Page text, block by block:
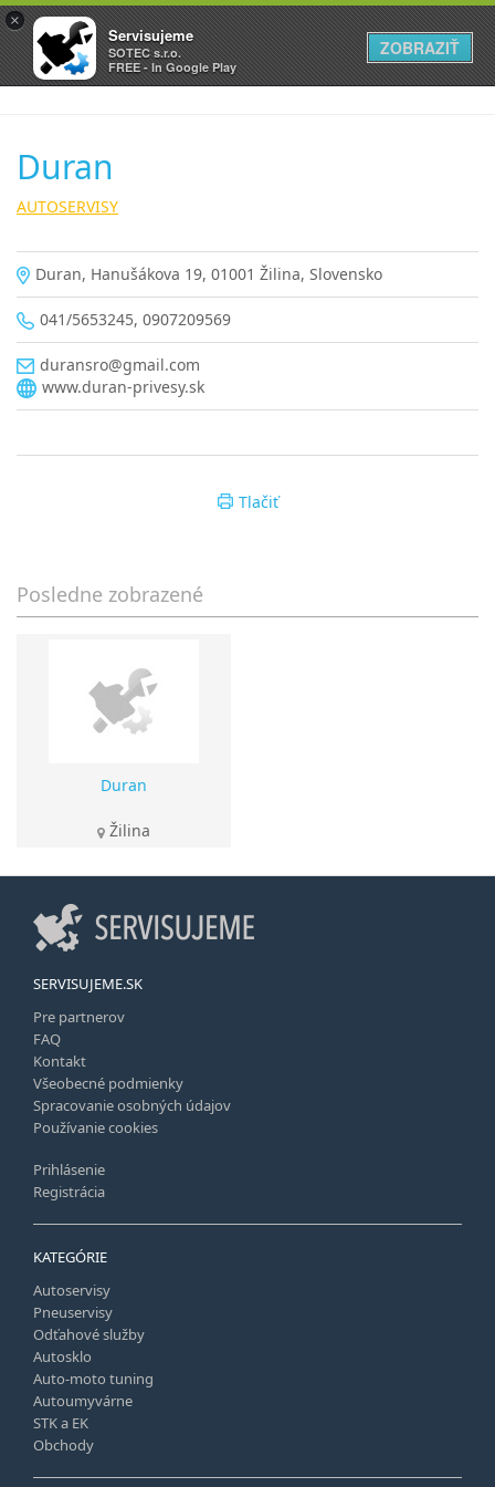
Duran
AUTOSERVISY
Duran, Hanušákova 19, 01001 Žilina, Slovensko
041/5653245, 0907209569
duransro@gmail.com
www.duran-privesy.sk
Tlačiť
Posledne zobrazené
Duran
Žilina
SERVISUJEME.SK
Pre partnerov
FAQ
Kontakt
Všeobecné podmienky
Spracovanie osobných údajov
Používanie cookies
Prihlásenie
Registrácia
KATEGÓRIE
Autoservisy
Pneuservisy
Odťahové služby
Autosklo
Auto-moto tuning
Autoumyvárne
STK a EK
Obchody
×
Servisujeme
SOTEC s.r.o.
FREE - In Google Play
ZOBRAZIŤ